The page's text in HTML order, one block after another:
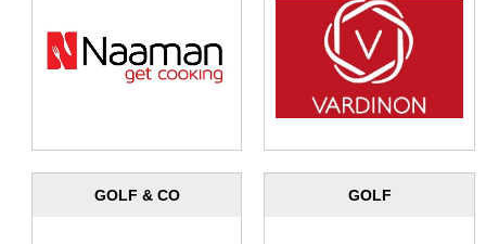
GOLF
GOLF & CO